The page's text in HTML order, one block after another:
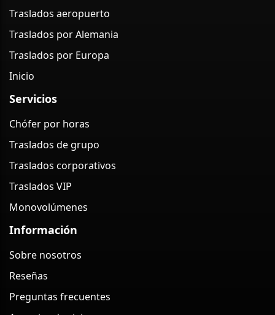
Traslados aeropuerto
Traslados por Alemania
Traslados por Europa
Inicio
Servicios
Chófer por horas
Traslados de grupo
Traslados corporativos
Traslados VIP
Monovolúmenes
Información
Sobre nosotros
Reseñas
Preguntas frecuentes